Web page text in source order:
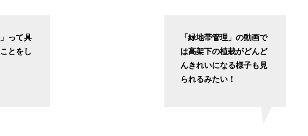
って具
とをし
「緑地帯管理」の動画で
は高架下の植栽がどんど
んきれいになる様子も見
られるみたい！